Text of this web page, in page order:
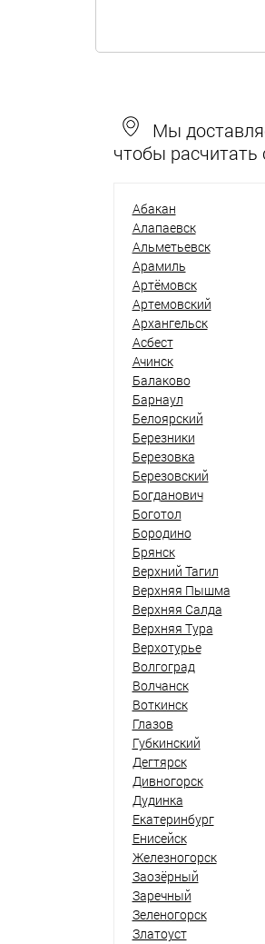
Мы
чтобы расчитать
Абакан
Алапаевск
Альметьевск
Арамиль
Артёмовск
Артемовский
Архангельск
Асбест
Ачинск
Балаково
Барнаул
Белоярский
Березники
Березовка
Березовский
Богданович
Боготол
Бородино
Брянск
Верхний Тагил
Верхняя Пышма
Верхняя Салда
Верхняя Тура
Верхотурье
Волгоград
Волчанск
Воткинск
Глазов
Губкинский
Дегтярск
Дивногорск
Дудинка
Екатеринбург
Енисейск
Железногорск
Заозёрный
Заречный
Зеленогорск
Златоуст